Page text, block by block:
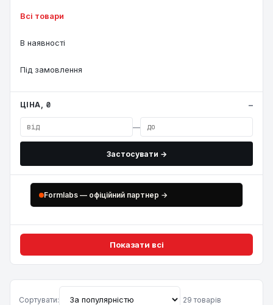
Всі товари
В наявності
Під замовлення
ЦІНА, ₴
—
Застосувати →
Formlabs — офіційний партнер →
Показати всі
Сортувати: 29 товарів